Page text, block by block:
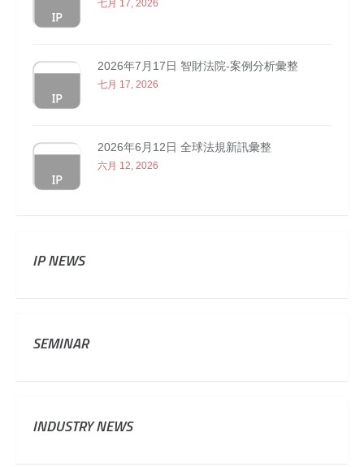
七月 17, 2026
2026年7月17日 智財法院-案例分析彙整
七月 17, 2026
2026年6月12日 全球法規新訊彙整
六月 12, 2026
IP NEWS
SEMINAR
INDUSTRY NEWS